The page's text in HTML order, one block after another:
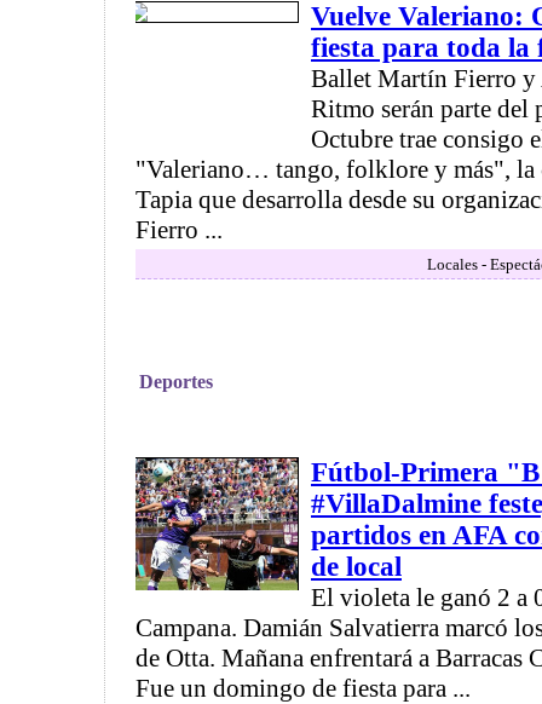
Vuelve Valeriano:
fiesta para toda la
Ballet Martín Fierro y
Ritmo serán parte del
Octubre trae consigo
"Valeriano… tango, folklore y más", la
Tapia que desarrolla desde su
Fierro ...
Locales -
Deportes
Fútbol-Primera
#VillaDalmine
partidos en AFA
de local
El violeta le ganó 2 a
Campana. Damián Salvatierra marcó
de Otta. Mañana enfrentará a Barracas
Fue un domingo de fiesta para ...